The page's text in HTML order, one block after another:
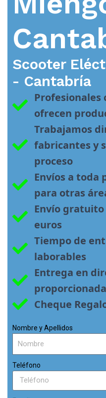
Scooter
- Cantabría
Profesionales
ofrecen
Trabajamos
fabricantes y
proceso
Envíos a toda
para otras
Envío gratuito
euros
Tiempo de
laborables
Entrega en
proporcionada
Cheque
Nombre y Apellidos
Teléfono